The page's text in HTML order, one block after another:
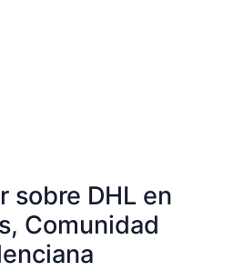
sobre DHL en
Comunidad